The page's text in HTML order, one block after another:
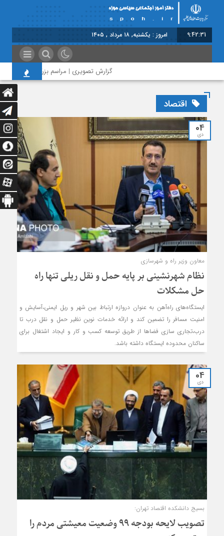
9:42:31 امروز : یکشنبه, ۱۸ مرداد , ۱۴۰۵
گزارش تصویری | مراسم بزرگداشت امام مجاهد
اقتصاد
04
دی
معاون وزیر راه و شهرسازی
نظام شهرنشینی بر پایه حمل و نقل ریلی تنها راه‌
حل مشکلات
ایستگاه‌های راه‌آهن به عنوان دروازه ارتباط بین شهر و ریل ایمنی،‌آسایش و
امنیت مسافر را تضمین کند و ارائه خدمات نوین نظیر حمل و نقل درب تا
درب،‌تجاری سازی فضاها از طریق توسعه کسب و کار و ایجاد اشتغال برای
ساکنان محدوده ایستگاه داشته باشد.
04
دی
بسیج دانشکده اقتصاد تهران:
تصویب لایحه بودجه 99 وضعیت معیشتی مردم را